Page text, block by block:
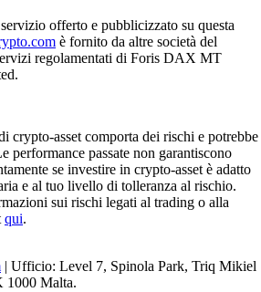
offerto e pubblicizzato su questa
è fornito da altre società del
regolamentati di Foris DAX MT
crypto-asset comporta dei rischi e potrebbe
performance passate non garantiscono
se investire in crypto-asset è adatto
e al tuo livello di tolleranza al rischio.
sui rischi legati al trading o alla
qui.
| Ufficio: Level 7, Spinola Park, Triq Mikiel
1000 Malta.